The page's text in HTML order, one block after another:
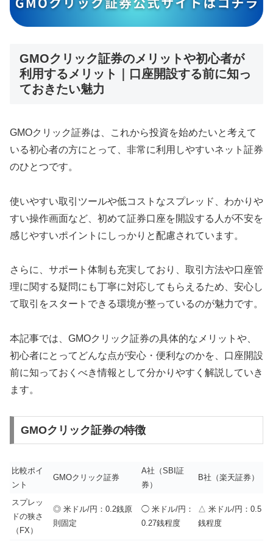
GMOクリック証券のメリットや初心者が
利用するメリット｜口座開設する前に知っ
ておきたい魅力
GMOクリック証券は、これから投資を始めたいと考えて
いる初心者の方にとって、非常に利用しやすいネット証券
のひとつです。
使いやすい取引ツールや低コストなスプレッド、わかりや
すい操作画面など、初めて証券口座を開設する人が不安を
感じやすいポイントにしっかりと配慮されています。
さらに、サポート体制も充実しており、取引方法や口座管
理に関する疑問にも丁寧に対応してもらえるため、安心し
て取引をスタートできる環境が整っているのが魅力です。
本記事では、GMOクリック証券の具体的なメリットや、
初心者にとってどんな点が安心・便利なのかを、口座開設
前に知っておくべき情報として分かりやすく解説していき
ます。
GMOクリック証券の特徴
比較ポイ
ント
GMOクリック証券
A社（SBI証
券）
B社（楽天証券）
スプレッ
ドの狭さ
（FX）
◎ 米ドル/円：0.2銭原
則固定
◯ 米ドル/円：
0.27銭程度
△ 米ドル/円：0.5
銭程度